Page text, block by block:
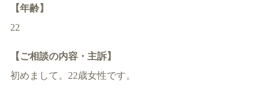
【年齢】
22
【ご相談の内容・主訴】
初めまして。22歳女性です。